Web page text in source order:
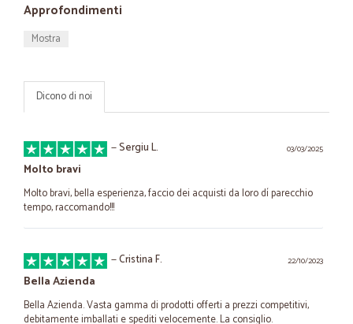
Approfondimenti
Mostra
Dicono di noi
03/03/2025
—Sergiu L.
Molto bravi
Molto bravi, bella esperienza, faccio dei acquisti da loro dí parecchio
tempo, raccomando!!!
22/10/2023
—Cristina F.
Bella Azienda
Bella Azienda. Vasta gamma di prodotti offerti a prezzi competitivi,
debitamente imballati e spediti velocemente. La consiglio.